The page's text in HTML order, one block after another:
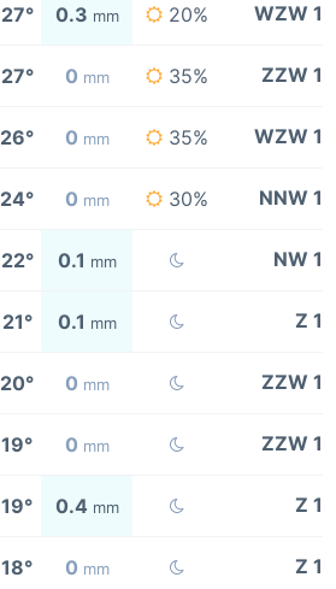
27° 0.3 mm 20% WZW 1
27° 0 mm 35% ZZW 1
26° 0 mm 35% WZW 1
24° 0 mm 30% NNW 1
22° 0.1 mm NW 1
21° 0.1 mm Z 1
20° 0 mm ZZW 1
19° 0 mm ZZW 1
19° 0.4 mm Z 1
18° 0 mm Z 1